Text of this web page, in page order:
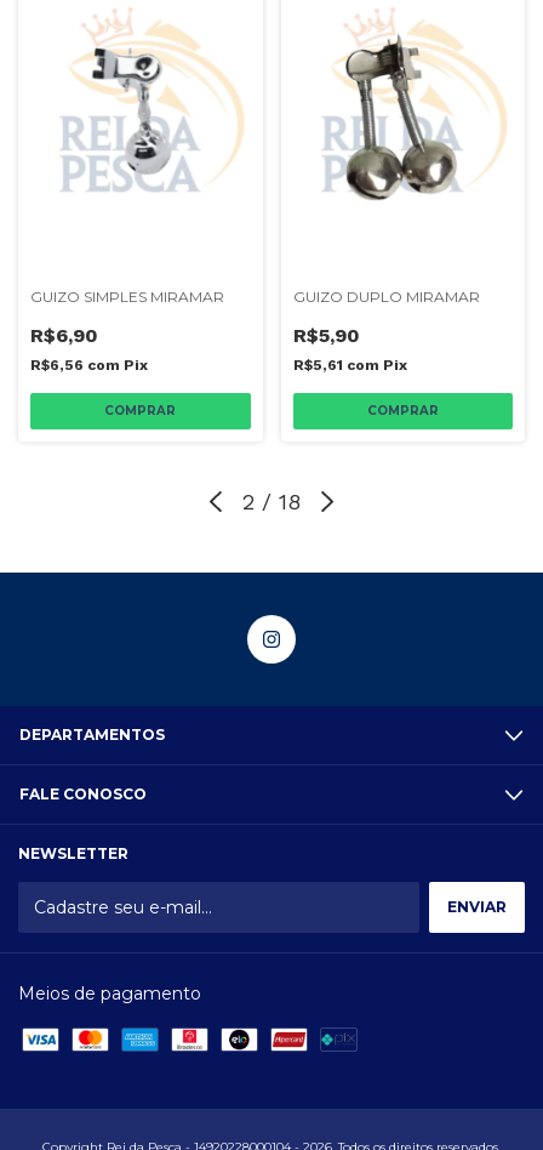
GUIZO SIMPLES MIRAMAR
R$6,90
R$6,56 com Pix
GUIZO DUPLO MIRAMAR
R$5,90
R$5,61 com Pix
2 / 18
DEPARTAMENTOS
FALE CONOSCO
NEWSLETTER
Meios de pagamento